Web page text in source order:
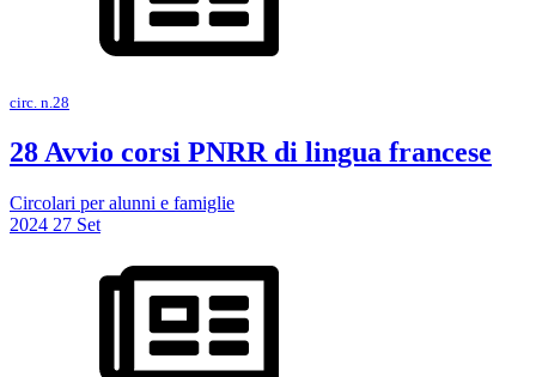
circ. n.28
28 Avvio corsi PNRR di lingua francese
Circolari per alunni e famiglie
2024 27 Set